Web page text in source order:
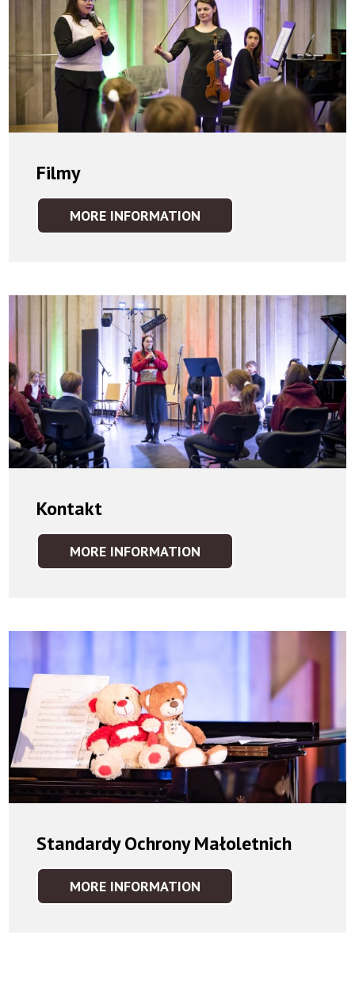
Filmy
MORE INFORMATION
FILMY
Kontakt
MORE INFORMATION
KONTAKT
Standardy Ochrony Małoletnich
MORE INFORMATION
STANDARDY